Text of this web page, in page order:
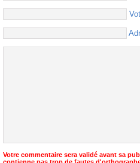
Votre commentaire sera validé avant sa